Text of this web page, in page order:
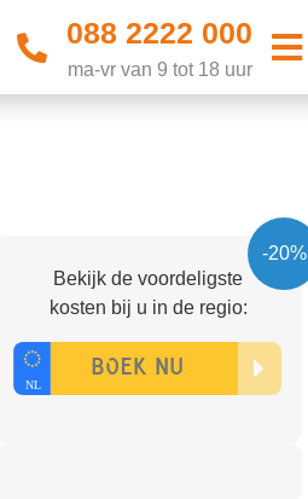
088 2222 000
ma-vr van 9 tot 18 uur
-20%
Bekijk de voordeligste
kosten bij u in de regio: